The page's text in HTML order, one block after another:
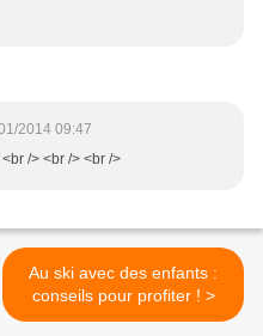
2014 09:47
/> <br /> <br />
Au ski avec des enfants :
conseils pour profiter ! >